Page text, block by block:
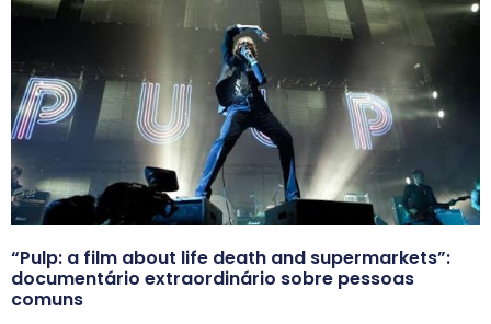
“Pulp: a film about life death and supermarkets”:
documentário extraordinário sobre pessoas
comuns